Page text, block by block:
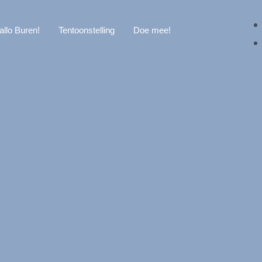
Buren! Tentoonstelling Doe mee!